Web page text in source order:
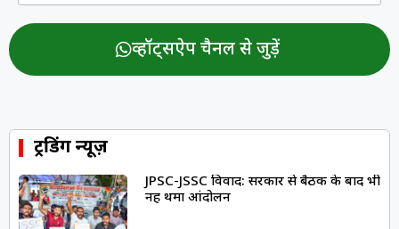
व्हॉट्सऐप चैनल से जुड़ें
ट्रेंडिंग न्यूज़
JPSC-JSSC विवाद: सरकार से बैठक के बाद भी
नहीं थमा आंदोलन